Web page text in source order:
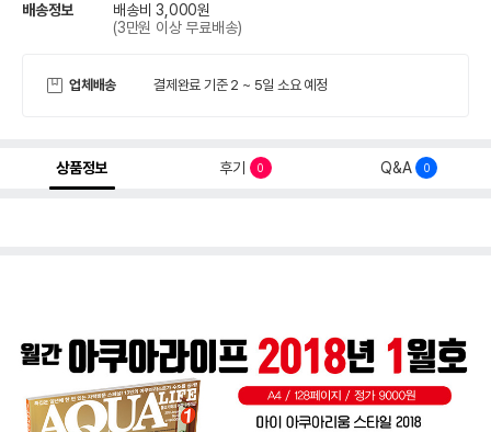
배송정보
배송비 3,000원
(3만원 이상 무료배송)
업체배송 결제완료 기준 2 ~ 5일 소요 예정
상품정보 후기 0 Q&A 0